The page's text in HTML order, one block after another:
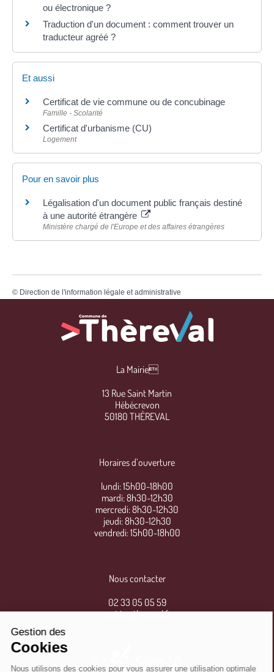
ou électronique ?
Traduction d'un document : comment trouver un
traducteur agréé ?
Et aussi
Certificat de vie commune ou de concubinage
Famille - Scolarité
Certificat d'urbanisme (CU)
Logement
Pour en savoir plus
Légalisation d'un document public français destiné
à une autorité étrangère
Ministère chargé de l'Europe et des affaires étrangères
© Direction de l'information légale et administrative
La Mairie
13 Rue Saint Martin
Hébécrevon
50180 THÈREVAL
Horaires d’ouverture
lundi: 15h00-18h00
mardi: 8h30-12h30
mercredi: 8h30-12h30
jeudi: 8h30-12h30
vendredi: 15h00-18h00
Nous contacter
02 33 05 05 59
mairie@thereval.fr
Gestion des
Cookies
Nous utilisons des cookies pour vous assurer une utilisation optimale